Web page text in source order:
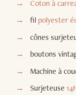
Coton à
fil polyester
cônes
boutons
Machine à
Surjeteuse